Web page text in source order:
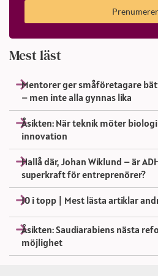
Mest läst
Mentorer ger småföretagare
– men inte alla gynnas lika
Åsikten: När teknik möter
innovation
Hallå där, Johan Wiklund – är
superkraft för entreprenörer?
10 i topp | Mest lästa artiklar
Åsikten: Saudiarabiens nästa
möjlighet